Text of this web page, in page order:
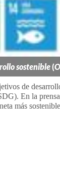
sostenible(
de
En la
más